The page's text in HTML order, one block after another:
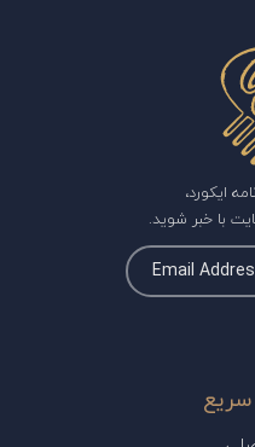
ایکورد،
با خبر شوید.